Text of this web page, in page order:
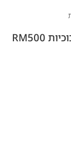
חומר לניקוי\הברקה של חלונות וזכוכיות RM500